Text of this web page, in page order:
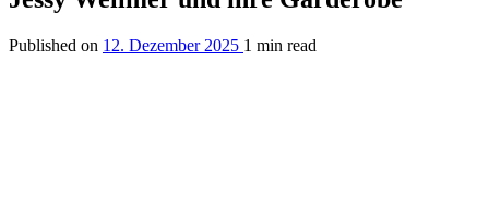
Published on 12. Dezember 2025 1 min read